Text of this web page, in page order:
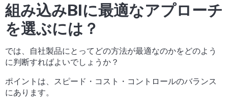
組み込みBIに最適なアプローチ
を選ぶには？
では、自社製品にとってどの方法が最適なのかをどのよう
に判断すればよいでしょうか？
ポイントは、 スピード・コスト・コントロールのバランス
にあります。